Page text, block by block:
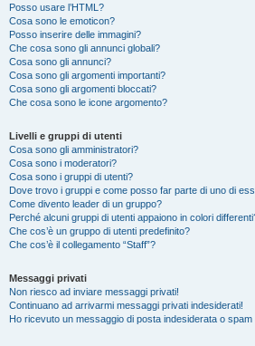
Posso usare l’HTML?
Cosa sono le emoticon?
Posso inserire delle immagini?
Che cosa sono gli annunci globali?
Cosa sono gli annunci?
Cosa sono gli argomenti importanti?
Cosa sono gli argomenti bloccati?
Che cosa sono le icone argomento?
Livelli e gruppi di utenti
Cosa sono gli amministratori?
Cosa sono i moderatori?
Cosa sono i gruppi di utenti?
Dove trovo i gruppi e come posso far parte di uno di
Come divento leader di un gruppo?
Perché alcuni gruppi di utenti appaiono in colori
Che cos’è un gruppo di utenti predefinito?
Che cos’è il collegamento “Staff”?
Messaggi privati
Non riesco ad inviare messaggi privati!
Continuano ad arrivarmi messaggi privati indesiderati!
Ho ricevuto un messaggio di posta indesiderata o